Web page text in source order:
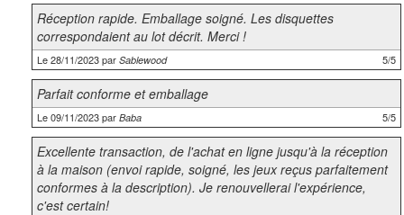
Réception rapide. Emballage soigné. Les disquettes
correspondaient au lot décrit. Merci !
Le 28/11/2023 par Sablewood 5/5
Parfait conforme et emballage
Le 09/11/2023 par Baba 5/5
Excellente transaction, de l'achat en ligne jusqu'à la réception
à la maison (envoi rapide, soigné, les jeux reçus parfaitement
conformes à la description). Je renouvellerai l'expérience,
c'est certain!